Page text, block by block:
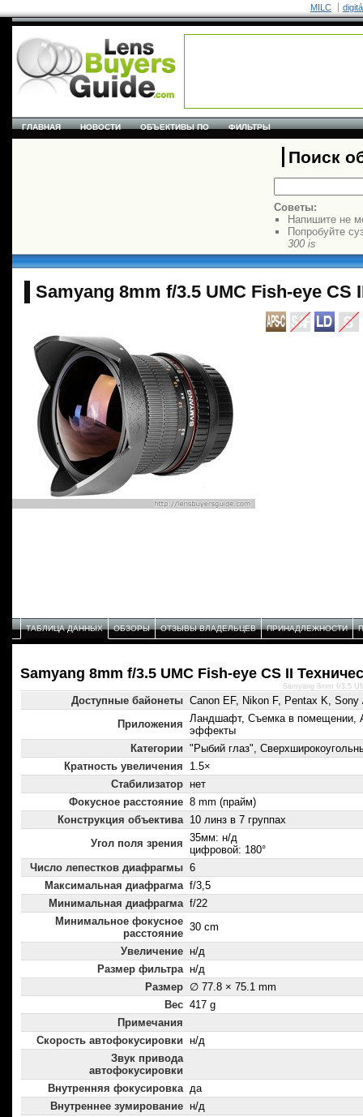
MILC
ГЛАВНАЯ НОВОСТИ ОБЪЕКТИВЫ ПО ФИЛЬТРЫ
Поиск
Советы:
Напишите не
Попробуйте
300 is
Samyang 8mm f/3.5 UMC Fish-eye CS
ТАБЛИЦА ДАННЫХ ОБЗОРЫ ОТЗЫВЫ ВЛАДЕЛЬЦЕВ ПРИНАДЛЕЖНОСТИ
Samyang 8mm f/3.5 UMC Fish-eye CS II
Доступные байонеты Canon EF, Nikon F, Pentax K,
Приложения Ландшафт, Съемка в помещении,
эффекты
Категории "Рыбий глаз",
Кратность увеличения
1.5×
Стабилизатор нет
Фокусное расстояние 8 mm (прайм)
Конструкция объектива 10 линз в 7 группах
Угол поля зрения 35мм: н/д
цифровой: 180°
Число лепестков диафрагмы 6
Максимальная диафрагма f/3,5
Минимальная диафрагма f/22
Минимальное фокусное
расстояние
30 cm
Увеличение н/д
Размер фильтра н/д
Размер ∅ 77.8 × 75.1 mm
Вес 417 g
Примечания
Скорость автофокусировки н/д
Звук привода
автофокусировки
Внутренняя фокусировка да
Внутреннее зумирование н/д
Samyang 8mm f/3.5